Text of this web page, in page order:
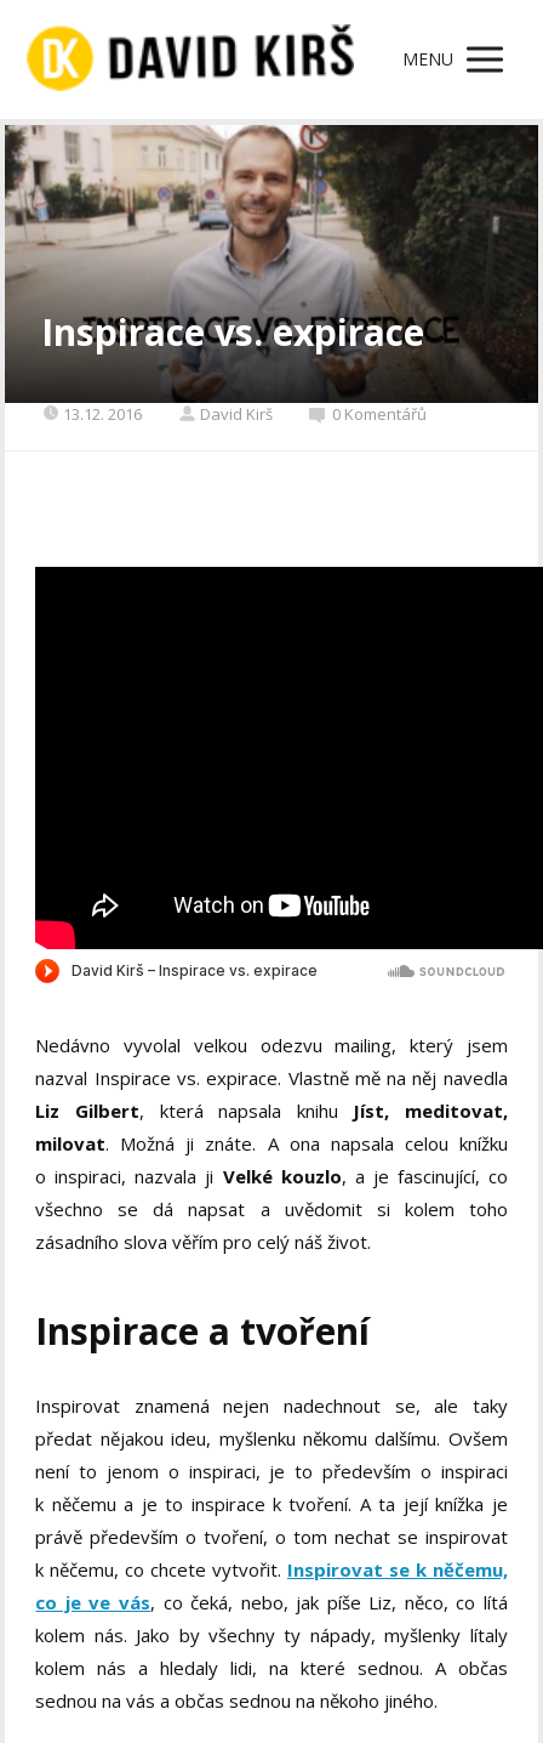
MENU
Inspirace vs. expirace
13.12. 2016 David Kirš 0 Komentářů
Nedávno vyvolal velkou odezvu mailing, který jsem
nazval Inspirace vs. expirace. Vlastně mě na něj navedla
Liz Gilbert, která napsala knihu Jíst, meditovat,
milovat. Možná ji znáte. A ona napsala celou knížku
o inspiraci, nazvala ji Velké kouzlo, a je fascinující, co
všechno se dá napsat a uvědomit si kolem toho
zásadního slova věřím pro celý náš život.
Inspirace a tvoření
Inspirovat znamená nejen nadechnout se, ale taky
předat nějakou ideu, myšlenku někomu dalšímu. Ovšem
není to jenom o inspiraci, je to především o inspiraci
k něčemu a je to inspirace k tvoření. A ta její knížka je
právě především o tvoření, o tom nechat se inspirovat
k něčemu, co chcete vytvořit. Inspirovat se k něčemu,
co je ve vás, co čeká, nebo, jak píše Liz, něco, co lítá
kolem nás. Jako by všechny ty nápady, myšlenky lítaly
kolem nás a hledaly lidi, na které sednou. A občas
sednou na vás a občas sednou na někoho jiného.